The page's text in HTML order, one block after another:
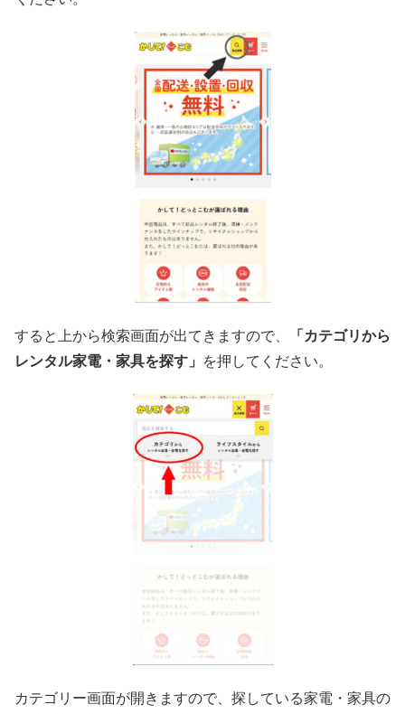
すると上から検索画面が出てきますので、
「カテゴリから
レンタル家電・家具を探す」
を押してください。
カテゴリー画面が開きますので、探している家電・家具の